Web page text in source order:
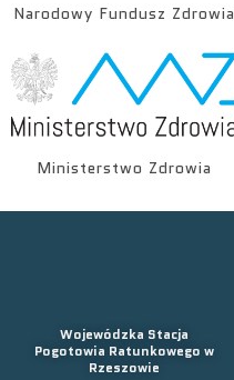
Narodowy Fundusz Zdrowia
Ministerstwo Zdrowia
Wojewódzka Stacja
Pogotowia Ratunkowego w
Rzeszowie